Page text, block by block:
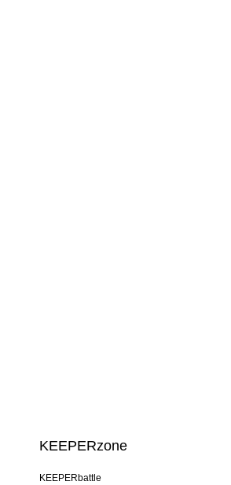
KEEPERzone
KEEPERbattle